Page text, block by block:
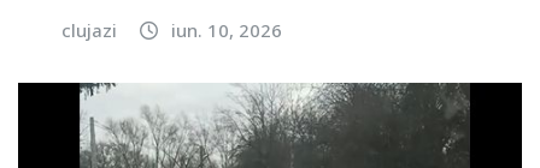
clujazi iun. 10, 2026